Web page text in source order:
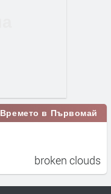
Времето в Първомай
broken clouds